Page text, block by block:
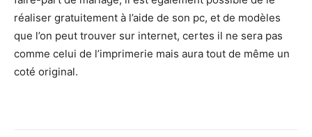
réaliser gratuitement à l’aide de son pc, et de modèles
que l’on peut trouver sur internet, certes il ne sera pas
comme celui de l’imprimerie mais aura tout de même un
coté original.